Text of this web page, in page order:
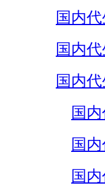
国内
国内
国内
国
国
国